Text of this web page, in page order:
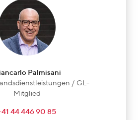
Palmisani
/ GL-
Mitglied
44 446 90 85